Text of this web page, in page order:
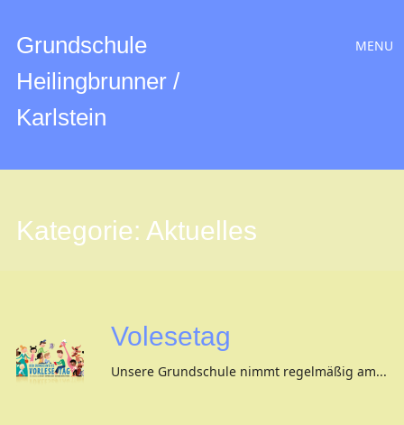
Grundschule
Heilingbrunner /
Karlstein
MENU
Kategorie: Aktuelles
Volesetag
Unsere Grundschule nimmt regelmäßig am...